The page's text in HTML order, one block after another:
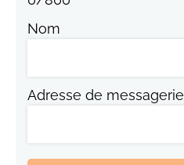
Nom
Adresse de messagerie